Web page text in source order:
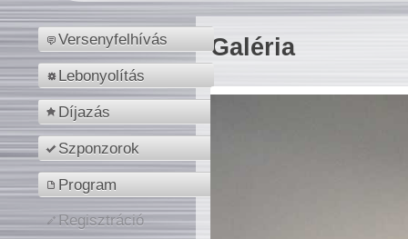
Versenyfelhívás
Lebonyolítás
Díjazás
Szponzorok
Program
Regisztráció
Galéria